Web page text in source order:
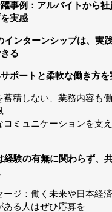
事例：アルバイトから
実感
インターンシップは、実
る
ポートと柔軟な働き方
蓄積しない、業務内容も
コミュニケーションを支
経験の有無に関わらず、
ージ：働く未来や日本経
ある人はぜひ応募を